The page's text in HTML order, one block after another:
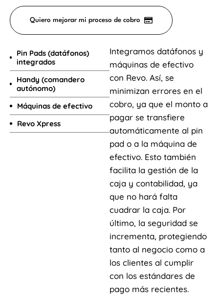
Quiero mejorar mi proceso de cobro
Pin Pads (datáfonos)
integrados
Handy (comandero
autónomo)
Máquinas de efectivo
Revo Xpress
Integramos datáfonos y
máquinas de efectivo
con Revo. Así, se
minimizan errores en el
cobro, ya que el monto a
pagar se transfiere
automáticamente al pin
pad o a la máquina de
efectivo. Esto también
facilita la gestión de la
caja y contabilidad, ya
que no hará falta
cuadrar la caja. Por
último, la seguridad se
incrementa, protegiendo
tanto al negocio como a
los clientes al cumplir
con los estándares de
pago más recientes.